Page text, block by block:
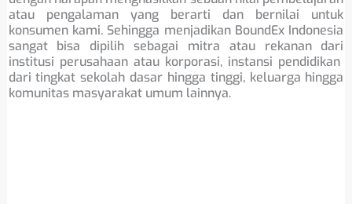
atau pengalaman yang berarti dan bernilai untuk
konsumen kami. Sehingga menjadikan BoundEx Indonesia
sangat bisa dipilih sebagai mitra atau rekanan dari
institusi perusahaan atau korporasi, instansi pendidikan
dari tingkat sekolah dasar hingga tinggi, keluarga hingga
komunitas masyarakat umum lainnya.